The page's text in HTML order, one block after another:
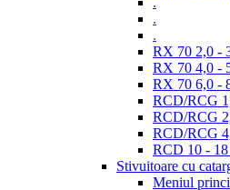
.
.
RX 70 2,0 -
RX 70 4,0 -
RX 70 6,0 -
RCD/RCG
RCD/RCG
RCD/RCG
RCD 10 -
Stivuitoare cu
Meniul